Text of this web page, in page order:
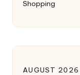
Shopping
AUGUST 2026